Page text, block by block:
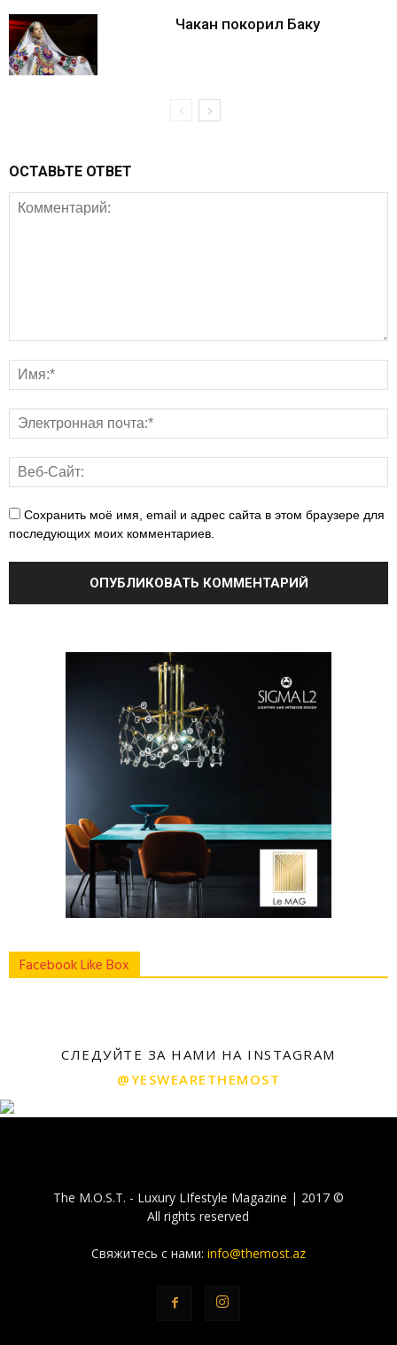
Чакан покорил Баку
ОСТАВЬТЕ ОТВЕТ
Сохранить моё имя, email и адрес сайта в этом браузере для
последующих моих комментариев.
Facebook Like Box
СЛЕДУЙТЕ ЗА НАМИ НА INSTAGRAM
@YESWEARETHEMOST
The M.O.S.T. - Luxury LIfestyle Magazine | 2017 ©
All rights reserved
Свяжитесь с нами: info@themost.az